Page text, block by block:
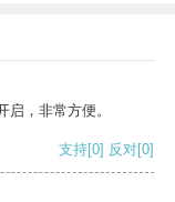
，非常方便。
支持[0] 反对[0]